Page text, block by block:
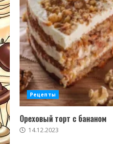
Рецепты
Ореховый торт с бананом
14.12.2023